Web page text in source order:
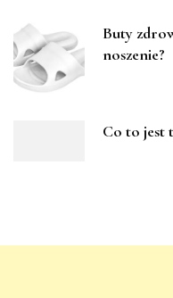
Buty
noszenie?
Co to jest